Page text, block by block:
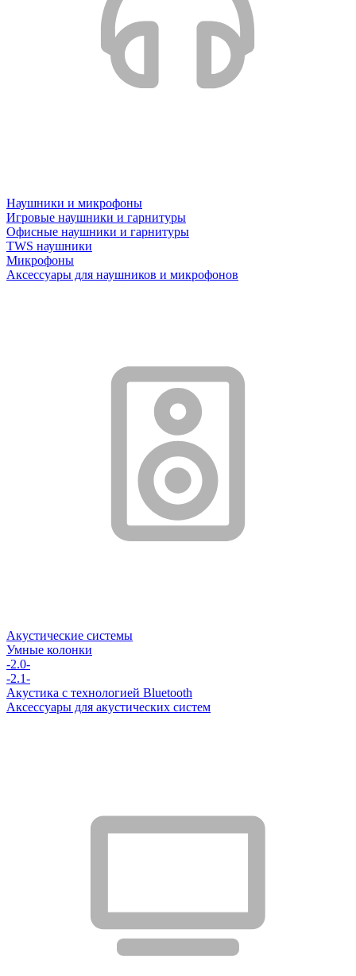
Наушники и микрофоны
Игровые наушники и гарнитуры
Офисные наушники и гарнитуры
TWS наушники
Микрофоны
Аксессуары для наушников и микрофонов
Акустические системы
Умные колонки
-2.0-
-2.1-
Акустика с технологией Bluetooth
Аксессуары для акустических систем